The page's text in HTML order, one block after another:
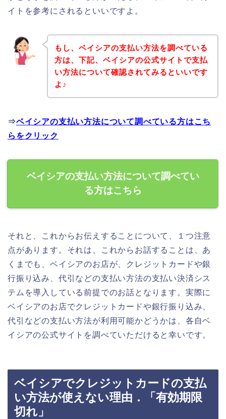
イトを参考にされるといいですよ。
もし、ベイシアの支払い方法を調べている
方は、下記、ベイシアの公式サイトで支払
い方法について確認されてみるといいです
よ♪
⇒ベイシアの支払い方法について調べている方はこち
らをクリック
ベイシアの支払い方法について調べてい
る方はこちら
それと、これからお伝えすることについて、１つ注意
点があります。それは、これからお話することは、あ
くまでも、ベイシアのお店が、クレジットカードや銀
行振り込み、代引などの支払い方法の支払い決済シス
テムを導入している前提でのお話となります。実際に
ベイシアのお店でクレジットカードや銀行振り込み、
代引などの支払い方法が利用可能かどうかは、各自ベ
イシアの公式サイトを調べていただけると幸いです。
ベイシアでクレジットカードの支払
い方法が使えない理由．「有効期限
切れ」